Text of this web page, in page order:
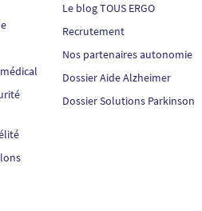
Le blog TOUS ERGO
Recrutement
Nos partenaires autonomie
Dossier Aide Alzheimer
Dossier Solutions Parkinson